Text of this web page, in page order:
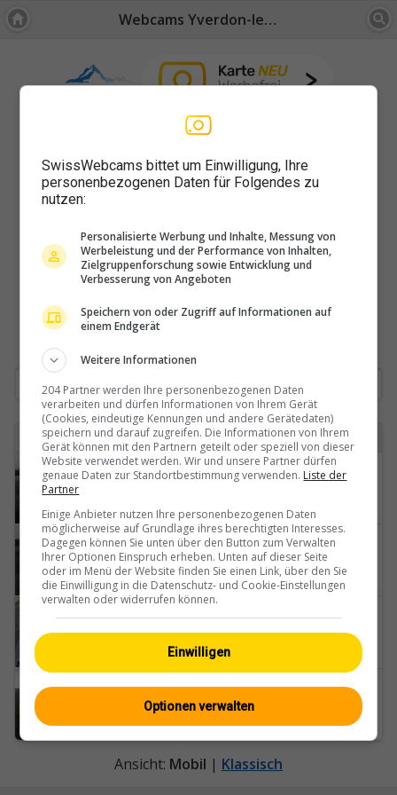
Webcams Yverdon-les-bains
Yverdon-les-Bains › Nordosten: Aerodrome Yverdon
Yverdon-les-Bains › Süden: Aerodrome Yverdon
Yverdon-les-Bains: Airfield - Vaud, Switzerland: Parking
Ansicht: Mobil | Klassisch
SwissWebcams bittet um Einwilligung, Ihre
personenbezogenen Daten für Folgendes zu
nutzen:
Personalisierte Werbung und Inhalte, Messung von
Werbeleistung und der Performance von Inhalten,
Zielgruppenforschung sowie Entwicklung und
Verbesserung von Angeboten
Speichern von oder Zugriff auf Informationen auf
einem Endgerät
Weitere Informationen
204 Partner werden Ihre personenbezogenen Daten
verarbeiten und dürfen Informationen von Ihrem Gerät
(Cookies, eindeutige Kennungen und andere Gerätedaten)
speichern und darauf zugreifen. Die Informationen von Ihrem
Gerät können mit den Partnern geteilt oder speziell von dieser
Website verwendet werden. Wir und unsere Partner dürfen
genaue Daten zur Standortbestimmung verwenden. Liste der
Partner
Einige Anbieter nutzen Ihre personenbezogenen Daten
möglicherweise auf Grundlage ihres berechtigten Interesses.
Dagegen können Sie unten über den Button zum Verwalten
Ihrer Optionen Einspruch erheben. Unten auf dieser Seite
oder im Menü der Website finden Sie einen Link, über den Sie
die Einwilligung in die Datenschutz- und Cookie-Einstellungen
verwalten oder widerrufen können.
Einwilligen
Optionen verwalten